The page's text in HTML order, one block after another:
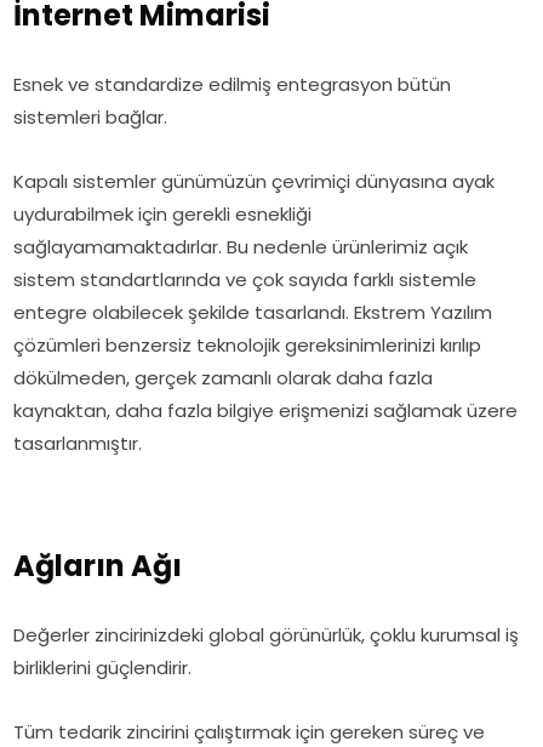
İnternet Mimarisi
Esnek ve standardize edilmiş entegrasyon bütün
sistemleri bağlar.
Kapalı sistemler günümüzün çevrimiçi dünyasına ayak
uydurabilmek için gerekli esnekliği
sağlayamamaktadırlar. Bu nedenle ürünlerimiz açık
sistem standartlarında ve çok sayıda farklı sistemle
entegre olabilecek şekilde tasarlandı. Ekstrem Yazılım
çözümleri benzersiz teknolojik gereksinimlerinizi kırılıp
dökülmeden, gerçek zamanlı olarak daha fazla
kaynaktan, daha fazla bilgiye erişmenizi sağlamak üzere
tasarlanmıştır.
Ağların Ağı
Değerler zincirinizdeki global görünürlük, çoklu kurumsal iş
birliklerini güçlendirir.
Tüm tedarik zincirini çalıştırmak için gereken süreç ve